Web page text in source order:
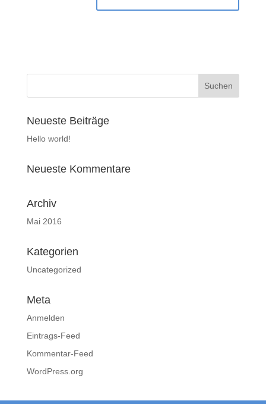
Neueste Beiträge
Hello world!
Neueste Kommentare
Archiv
Mai 2016
Kategorien
Uncategorized
Meta
Anmelden
Eintrags-Feed
Kommentar-Feed
WordPress.org